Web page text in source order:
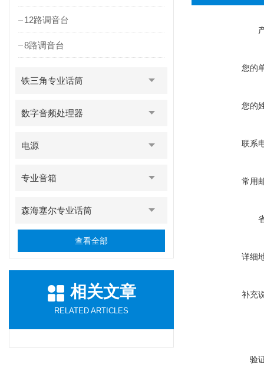
12路调音台
8路调音台
铁三角专业话筒
数字音频处理器
电源
专业音箱
森海塞尔专业话筒
查看全部
相关文章
RELATED ARTICLES
您的
您的
联系
常用
详细
补充
验